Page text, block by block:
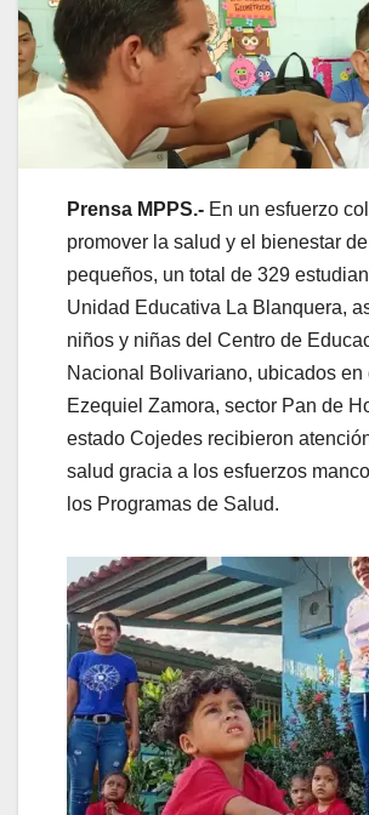
Prensa MPPS.- En un esfuerzo
promover la salud y el bienestar
pequeños, un total de 329
Unidad Educativa La Blanquera,
niños y niñas del Centro de
Nacional Bolivariano, ubicados
Ezequiel Zamora, sector Pan de
estado Cojedes recibieron
salud gracia a los esfuerzos
los Programas de Salud.